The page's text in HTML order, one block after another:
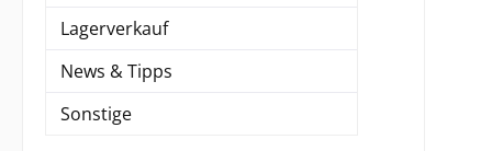
Lagerverkauf
News & Tipps
Sonstige